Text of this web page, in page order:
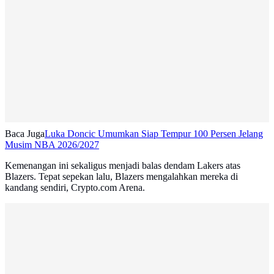
Baca JugaLuka Doncic Umumkan Siap Tempur 100 Persen Jelang
Musim NBA 2026/2027
Kemenangan ini sekaligus menjadi balas dendam Lakers atas
Blazers. Tepat sepekan lalu, Blazers mengalahkan mereka di
kandang sendiri, Crypto.com Arena.